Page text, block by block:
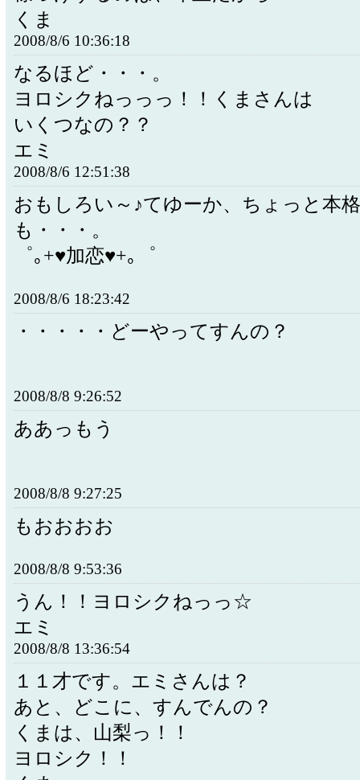
くま
2008/8/6 10:36:18
なるほど・・・。
ヨロシクねっっっ！！くまさんは
いくつなの？？
エミ
2008/8/6 12:51:38
おもしろい～♪てゆーか、ちょっと本
も・・・。
゜｡+♥加恋♥+｡゜
2008/8/6 18:23:42
・・・・・どーやってすんの？
2008/8/8 9:26:52
ああっもう
2008/8/8 9:27:25
もおおおお
2008/8/8 9:53:36
うん！！ヨロシクねっっ☆
エミ
2008/8/8 13:36:54
１１才です。エミさんは？
あと、どこに、すんでんの？
くまは、山梨っ！！
ヨロシク！！